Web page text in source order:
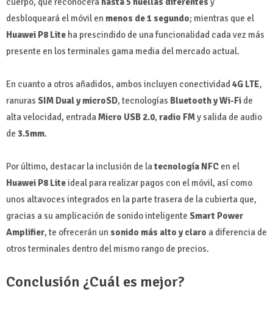
desbloqueará el móvil en menos de 1 segundo; mientras que el
Huawei P8 Lite ha prescindido de una funcionalidad cada vez más
presente en los terminales gama media del mercado actual.
En cuanto a otros añadidos, ambos incluyen conectividad4G LTE,
ranuras SIM Dual y microSD, tecnologías Bluetooth y Wi-Fi de
alta velocidad, entradaMicro USB 2.0, radio FMy salida de audio
de 3.5mm.
Por último, destacar la inclusión de latecnología NFC en el
Huawei P8 Liteideal para realizar pagos con el móvil, así como
unos altavoces integrados en la parte trasera de la cubierta que,
gracias a su amplicación de sonido inteligente Smart Power
Amplifier, te ofrecerán un sonido más alto y claro a diferencia de
otros terminales dentro del mismo rango de precios.
Conclusión ¿Cuál es mejor?